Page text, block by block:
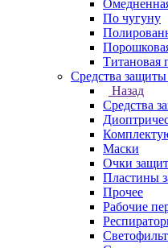
По чугуну
Титановая
Средства защиты
Назад
Средства
Маски
Очки
Пластины
Прочее
Рабочие